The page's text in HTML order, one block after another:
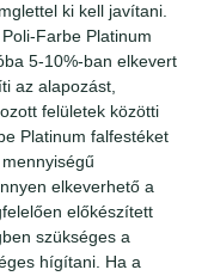
ki kell javítani.
Farbe Platinum
5-10%-ban elkevert
az alapozást,
felületek közötti
Platinum falfestéket
elkeverhető a
előkészített
szükséges a
hígítani. Ha a